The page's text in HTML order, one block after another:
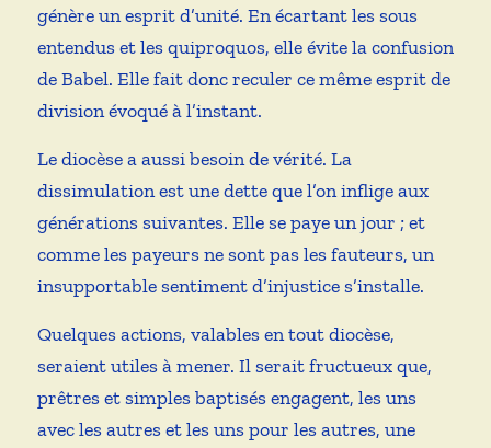
génère un esprit d’unité. En écartant les sous
entendus et les quiproquos, elle évite la confusion
de Babel. Elle fait donc reculer ce même esprit de
division évoqué à l’instant.
Le diocèse a aussi besoin de vérité. La
dissimulation est une dette que l’on inflige aux
générations suivantes. Elle se paye un jour ; et
comme les payeurs ne sont pas les fauteurs, un
insupportable sentiment d’injustice s’installe.
Quelques actions, valables en tout diocèse,
seraient utiles à mener. Il serait fructueux que,
prêtres et simples baptisés engagent, les uns
avec les autres et les uns pour les autres, une